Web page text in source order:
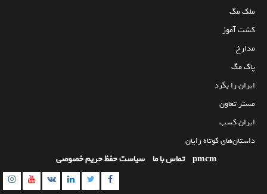
ملک مگ
کشت آموز
مدارخ
پاک مگ
ایران را بگرد
مستر تعاون
ایران کسب
داستان‌های کوتاه رایان
pmcm تماس با ما سیاست حفظ حریم خصوصی
Facebook
Twitter
Linkedin
VK